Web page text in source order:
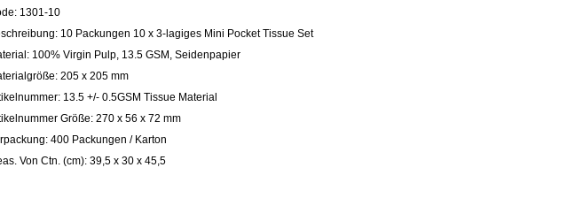
1301-10
10 Packungen 10 x 3-lagiges Mini Pocket Tissue Set
100% Virgin Pulp, 13.5 GSM, Seidenpapier
205 x 205 mm
13.5 +/- 0.5GSM Tissue Material
Größe: 270 x 56 x 72 mm
400 Packungen / Karton
Von Ctn. (cm): 39,5 x 30 x 45,5